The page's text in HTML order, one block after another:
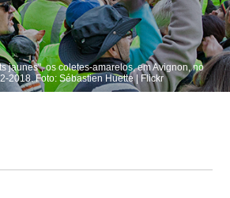
jaunes", os coletes-amarelos, em Avignon, no
2018. Foto: Sébastien Huette | Flickr